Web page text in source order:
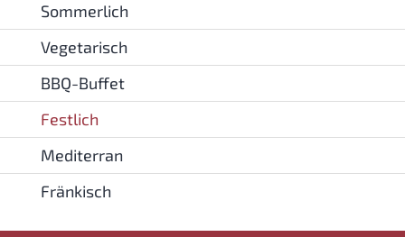
Sommerlich
Vegetarisch
BBQ-Buffet
Festlich
Mediterran
Fränkisch